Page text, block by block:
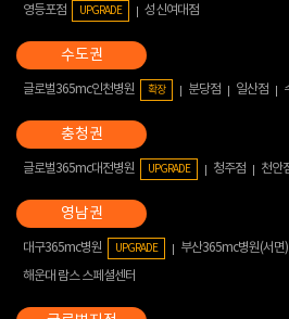
영등포점
UPGRADE 성신여대점
글로벌365mc인천병원 확장 분당점 일산점
글로벌365mc대전병원 UPGRADE 청주점 천안
대구365mc병원 UPGRADE 부산365mc병원(서면)
해운대 람스 스페셜센터